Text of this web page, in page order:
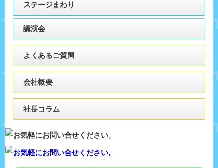
ステージまわり
講演会
よくあるご質問
会社概要
社長コラム